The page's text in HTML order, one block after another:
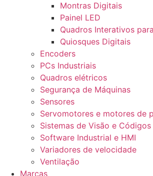
Montras Digitais
Painel LED
Quadros Interativos
Quiosques Digitais
Encoders
PCs Industriais
Quadros elétricos
Segurança de Máquinas
Sensores
Servomotores e motores de
Sistemas de Visão e
Software Industrial e HMI
Variadores de velocidade
Ventilação
Marcas